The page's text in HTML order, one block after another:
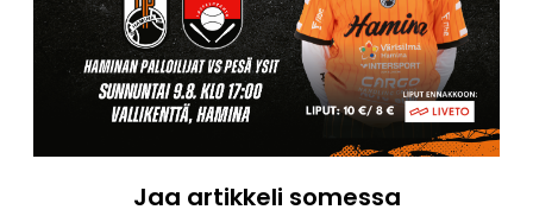
Jaa artikkeli somessa